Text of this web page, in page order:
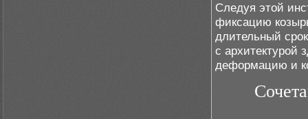
Следуя этой
фиксацию
длительный
с архитектурой
деформацию и